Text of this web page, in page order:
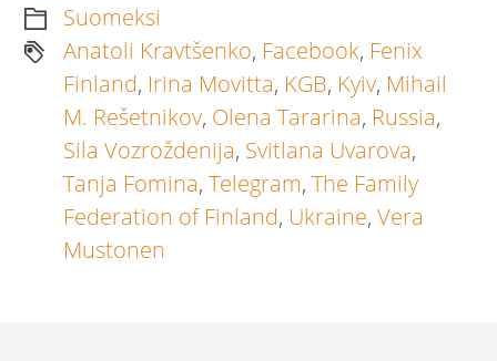
Suomeksi
Anatoli Kravtšenko, Facebook, Fenix
Finland, Irina Movitta, KGB, Kyiv, Mihail
M. Rešetnikov, Olena Tararina, Russia,
Sila Vozroždenija, Svitlana Uvarova,
Tanja Fomina,Telegram,The Family
Federation of Finland, Ukraine,Vera
Mustonen